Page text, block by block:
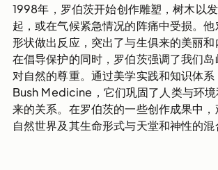
1998年，罗伯茨开始创作雕塑，树木以
起，或在气候紧急情况的阵痛中受损。
形状做出反应，突出了与生俱来的美丽和
在倡导保护的同时，罗伯茨强调了我们
对自然的尊重。通过美学实践和知识体
Bush Medicine，它们巩固了人类与环
来的关系。在罗伯茨的一些创作成果中，
自然世界及其生命形式与天堂和神性的混